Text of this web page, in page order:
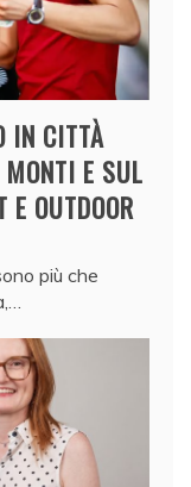
IN CITTÀ
E SUL
E OUTDOOR
più che